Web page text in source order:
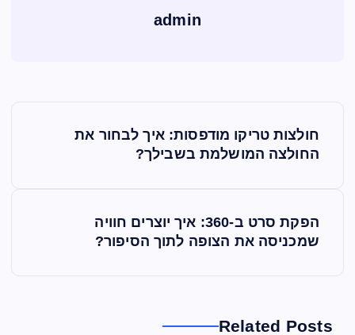
admin
חולצות טריקו מודפסות: איך לבחור את
החולצה המושלמת בשבילך?
הפקת סרט ב-360: איך יוצרים חוויה
שמכניסה את הצופה לתוך הסיפור?
Related Posts